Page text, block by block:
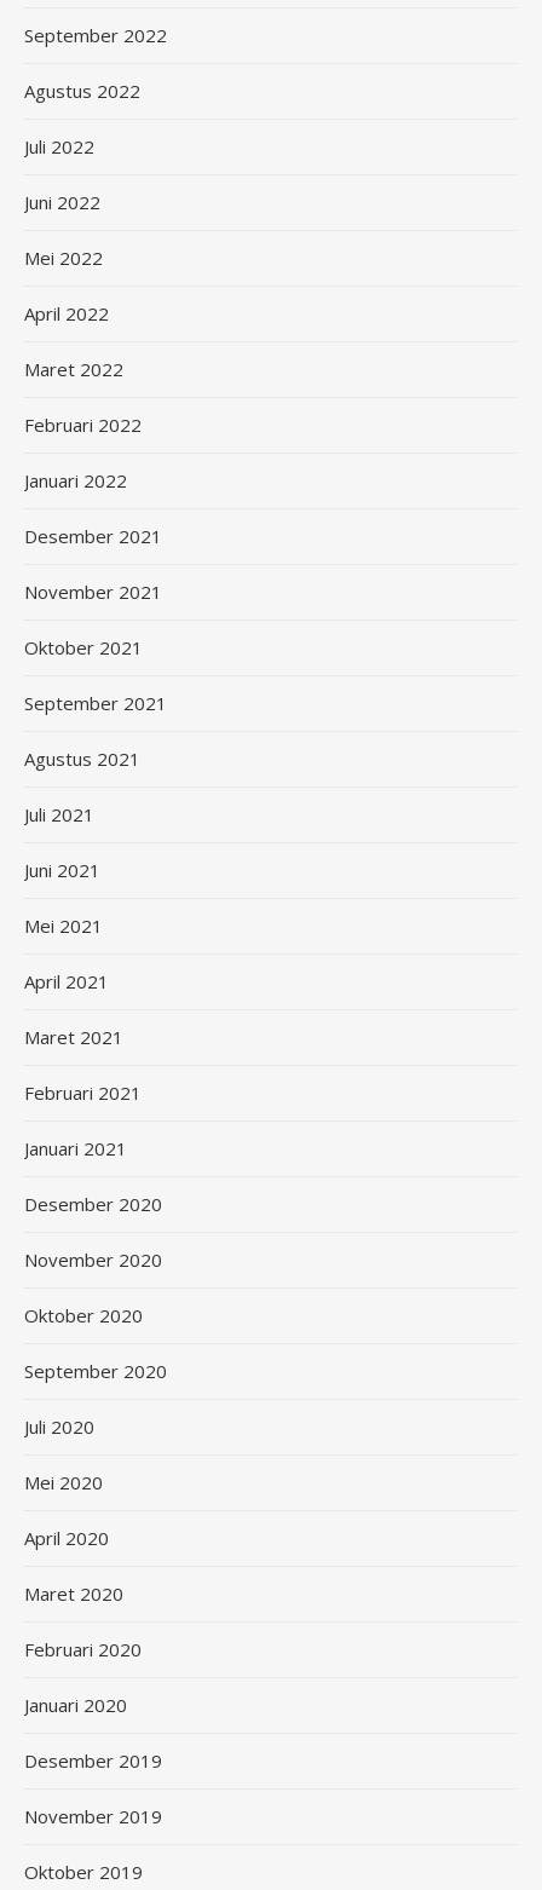
September 2022
Agustus 2022
Juli 2022
Juni 2022
Mei 2022
April 2022
Maret 2022
Februari 2022
Januari 2022
Desember 2021
November 2021
Oktober 2021
September 2021
Agustus 2021
Juli 2021
Juni 2021
Mei 2021
April 2021
Maret 2021
Februari 2021
Januari 2021
Desember 2020
November 2020
Oktober 2020
September 2020
Juli 2020
Mei 2020
April 2020
Maret 2020
Februari 2020
Januari 2020
Desember 2019
November 2019
Oktober 2019